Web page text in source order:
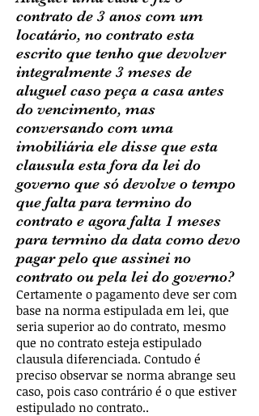
contrato de 3 anos com um
locatário, no contrato esta
escrito que tenho que devolver
integralmente 3 meses de
aluguel caso peça a casa antes
do vencimento, mas
conversando com uma
imobiliária ele disse que esta
clausula esta fora da lei do
governo que só devolve o tempo
que falta para termino do
contrato e agora falta 1 meses
para termino da data como devo
pagar pelo que assinei no
contrato ou pela lei do governo?
Certamente o pagamento deve ser com
base na norma estipulada em lei, que
seria superior ao do contrato, mesmo
que no contrato esteja estipulado
clausula diferenciada. Contudo é
preciso observar se norma abrange seu
caso, pois caso contrário é o que estiver
estipulado no contrato..